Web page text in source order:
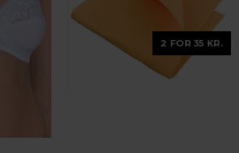
2 FOR 35 KR.